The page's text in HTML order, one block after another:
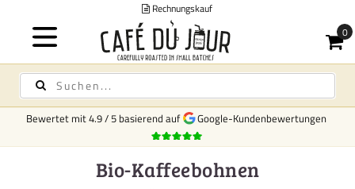
Bewertet mit4.9/5 basierend auf Google-Kundenbewertungen
Bio-Kaffeebohnen